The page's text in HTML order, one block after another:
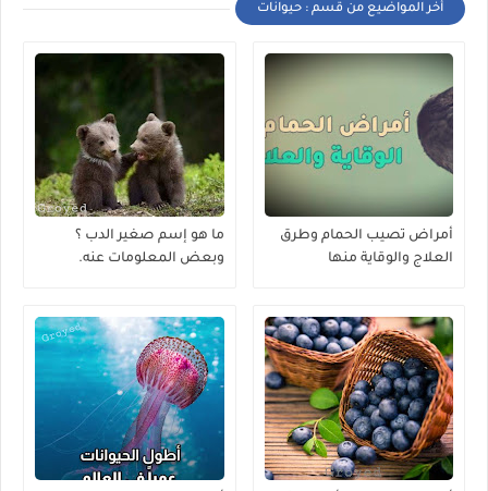
أخر المواضيع من قسم : حيوانات
أمراض تصيب الحمام وطرق
العلاج والوقاية منها
ما هو إسم صغير الدب ؟
وبعض المعلومات عنه.